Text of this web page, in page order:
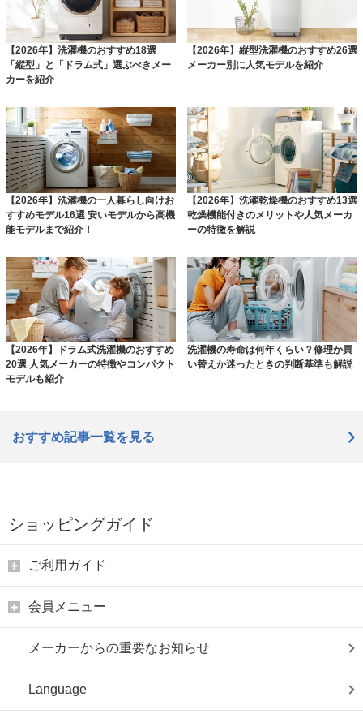
【2026年】洗濯機のおすすめ18選
「縦型」と「ドラム式」選ぶべきメー
カーを紹介
【2026年】縦型洗濯機のおすすめ26選
メーカー別に人気モデルを紹介
【2026年】洗濯機の一人暮らし向けお
すすめモデル16選 安いモデルから高機
能モデルまで紹介！
【2026年】洗濯乾燥機のおすすめ13選
乾燥機能付きのメリットや人気メーカ
ーの特徴を解説
【2026年】ドラム式洗濯機のおすすめ
20選 人気メーカーの特徴やコンパクト
モデルも紹介
洗濯機の寿命は何年くらい？修理か買
い替えか迷ったときの判断基準も解説
おすすめ記事一覧を見る
ショッピングガイド
ご利用ガイド
会員メニュー
メーカーからの重要なお知らせ
Language